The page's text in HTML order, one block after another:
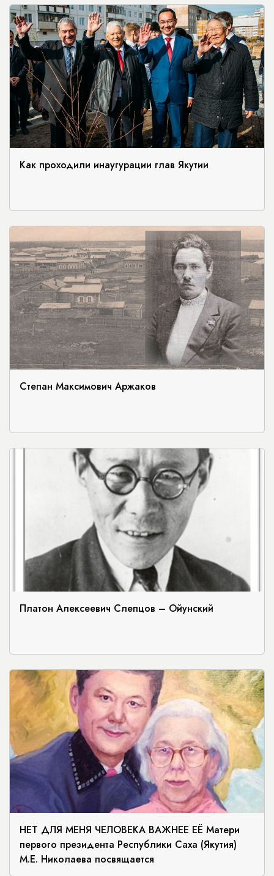
Как проходили инаугурации глав Якутии
Степан Максимович Аржаков
Платон Алексеевич Слепцов – Ойунский
НЕТ ДЛЯ МЕНЯ ЧЕЛОВЕКА ВАЖНЕЕ ЕЁ Матери
первого президента Республики Саха (Якутия)
М.Е. Николаева посвящается